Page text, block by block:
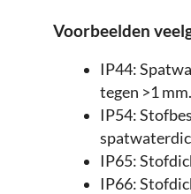
Voorbeelden
IP44:
tegen >1 mm.
IP54:
IP65:
IP66: